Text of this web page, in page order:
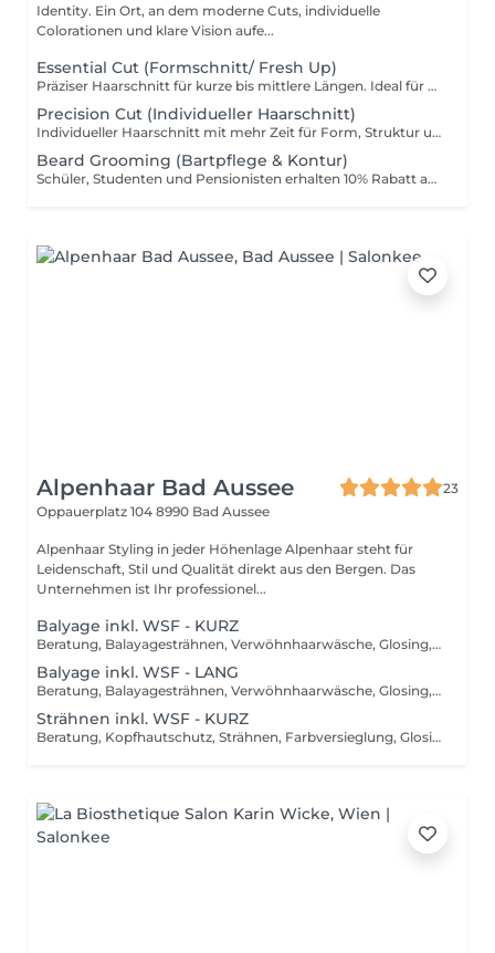
Identity. Ein Ort, an dem moderne Cuts, individuelle
Colorationen und klare Vision aufe...
Essential Cut (Formschnitt/ Fresh Up)
Präziser Haarschnitt für kurze bis mittlere Längen. Ideal für gepflegte Looks mit klarer Form und sauberem Finish. Schüler, Studenten und Pensionisten erhalten 10% Rabatt auf den Preis. Der Rabatt wird vor Ort im Salon eingelöst.
Precision Cut (Individueller Haarschnitt)
Individueller Haarschnitt mit mehr Zeit für Form, Struktur und exakte Details. Perfekt für moderne Looks und persönliche Anpassung. Schüler, Studenten und Pensionisten erhalten 10% Rabatt auf den Preis. Der Rabatt wird vor Ort im Salon eingelöst.
Beard Grooming (Bartpflege & Kontur)
Schüler, Studenten und Pensionisten erhalten 10% Rabatt auf den Preis. Der Rabatt wird vor Ort im Salon eingelöst.
Alpenhaar Bad Aussee
23
Oppauerplatz 104 8990 Bad Aussee
Alpenhaar Styling in jeder Höhenlage Alpenhaar steht für
Leidenschaft, Stil und Qualität direkt aus den Bergen. Das
Unternehmen ist Ihr professionel...
Balyage inkl. WSF - KURZ
Beratung, Balayagesträhnen, Verwöhnhaarwäsche, Glosing, Farbversiegelung, waschen inkl. Pflegebehandlung, schneiden, föhnen, Styling inkl. Stylingsprodukte, bis Kinn lange Haare, ab
Balyage inkl. WSF - LANG
Beratung, Balayagesträhnen, Verwöhnhaarwäsche, Glosing, Farbversiegelung, waschen inkl. Pflegebehandlung, schneiden, föhnen, Styling inkl. Stylingsprodukte, ab Kinn lange Haare, ab
Strähnen inkl. WSF - KURZ
Beratung, Kopfhautschutz, Strähnen, Farbversieglung, Glosing, waschen inkl. Pflegebehandlung, schneiden, föhnen, Styling inkl. Stylingsprodukte, bis Kinn lange Haare, ab